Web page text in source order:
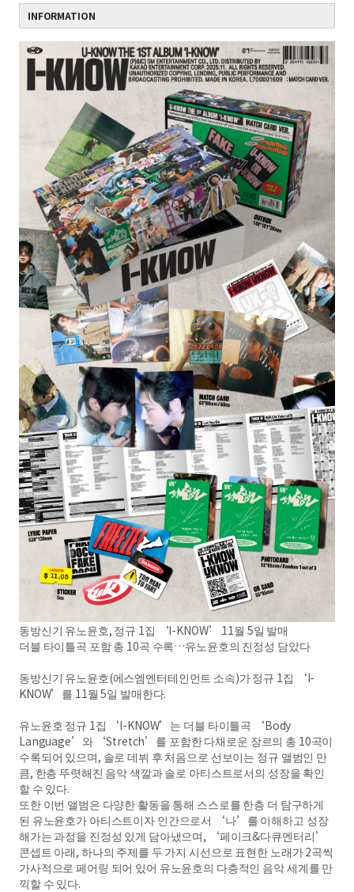
INFORMATION
동방신기 유노윤호, 정규 1집 ‘I-KNOW’ 11월 5일 발매
더블 타이틀곡 포함 총 10곡 수록…유노윤호의 진정성 담았다
동방신기 유노윤호(에스엠엔터테인먼트 소속)가 정규 1집 ‘I-
KNOW’를 11월 5일 발매한다.
유노윤호 정규 1집 ‘I-KNOW’는 더블 타이틀곡 ‘Body
Language’와 ‘Stretch’를 포함한 다채로운 장르의 총 10곡이
수록되어 있으며, 솔로 데뷔 후 처음으로 선보이는 정규 앨범인 만
큼, 한층 뚜렷해진 음악 색깔과 솔로 아티스트로서의 성장을 확인
할 수 있다.
또한 이번 앨범은 다양한 활동을 통해 스스로를 한층 더 탐구하게
된 유노윤호가 아티스트이자 인간으로서 ‘나’를 이해하고 성장
해가는 과정을 진정성 있게 담아냈으며, ‘페이크&다큐멘터리’
콘셉트 아래, 하나의 주제를 두 가지 시선으로 표현한 노래가 2곡씩
가사적으로 페어링 되어 있어 유노윤호의 다층적인 음악 세계를 만
끽할 수 있다.